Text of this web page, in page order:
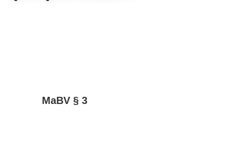
MaBV § 3